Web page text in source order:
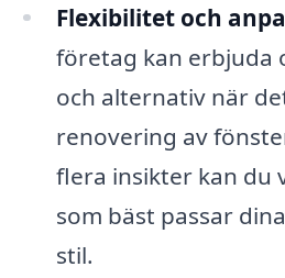
Flexibilitet och
företag kan erbjuda
och alternativ när
renovering av
flera insikter kan du
som bäst passar
stil.